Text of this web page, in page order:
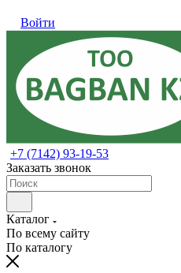
Войти
+7 (7142) 93-19-53
Заказать звонок
Каталог
По всему сайту
По каталогу